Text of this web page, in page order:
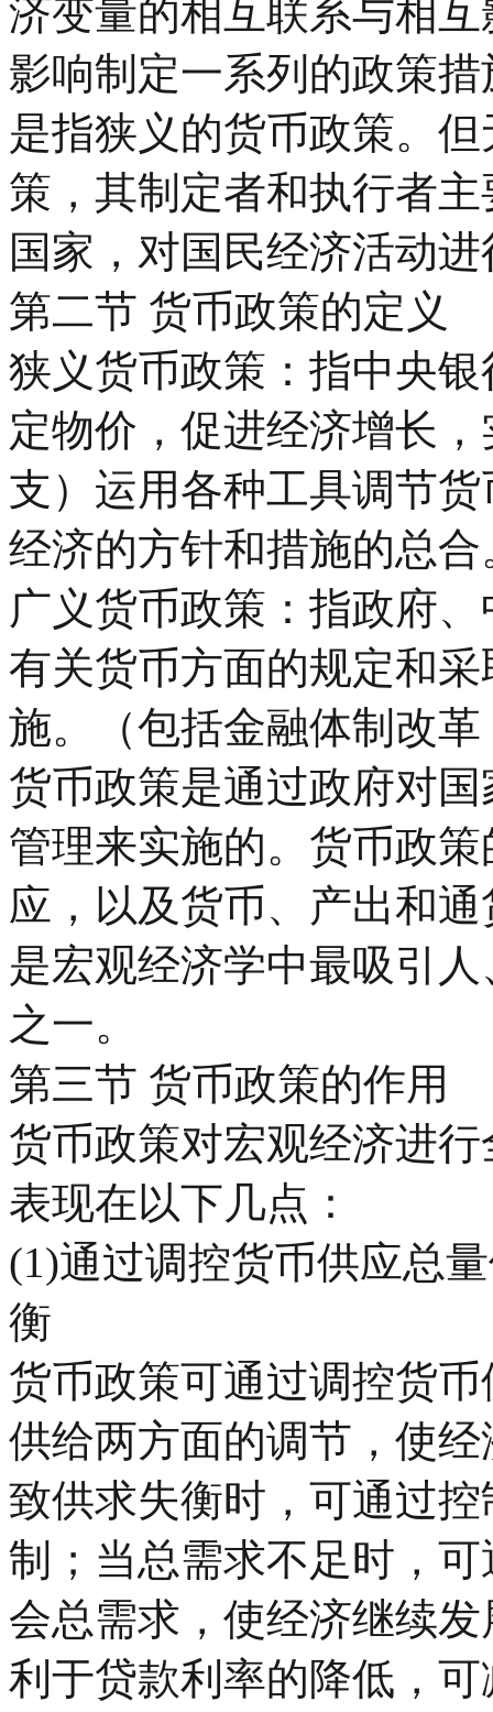
济变量的相互联系与相
影响制定一系列的政策
是指狭义的货币政策。
策，其制定者和执行者
国家，对国民经济活动
第二节 货币政策的定义
狭义货币政策：指中央
定物价，促进经济增长
支）运用各种工具调节
经济的方针和措施的总合
广义货币政策：指政府
有关货币方面的规定和
施。（包括金融体制改
货币政策是通过政府对
管理来实施的。货币政
应，以及货币、产出和
是宏观经济学中最吸引
之一。
第三节 货币政策的作用
货币政策对宏观经济进
表现在以下几点：
(1)通过调控货币供应总
衡
货币政策可通过调控货
供给两方面的调节，使
致供求失衡时，可通过
制；当总需求不足时，
会总需求，使经济继续
利于贷款利率的降低，